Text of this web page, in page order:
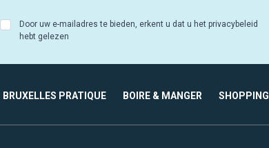
Door uw e-mailadres te bieden, erkent u dat u het privacybeleid
hebt gelezen
BRUXELLES PRATIQUE BOIRE & MANGER SHOPPING